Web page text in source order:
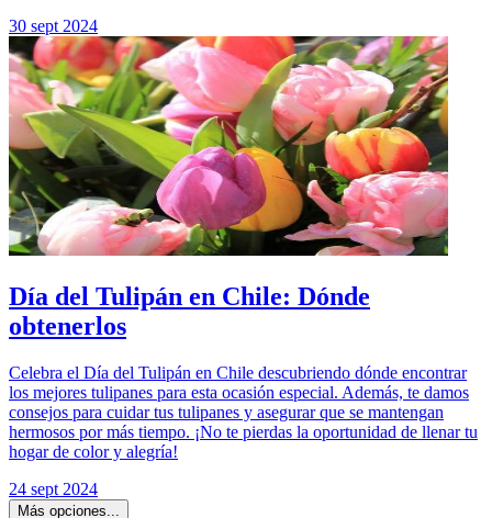
30 sept 2024
Día del Tulipán en Chile: Dónde
obtenerlos
Celebra el Día del Tulipán en Chile descubriendo dónde encontrar
los mejores tulipanes para esta ocasión especial. Además, te damos
consejos para cuidar tus tulipanes y asegurar que se mantengan
hermosos por más tiempo. ¡No te pierdas la oportunidad de llenar tu
hogar de color y alegría!
24 sept 2024
Más opciones...